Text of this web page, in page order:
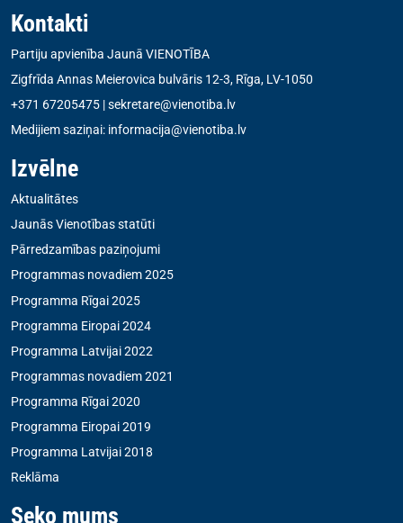
Kontakti
Partiju apvienība Jaunā VIENOTĪBA
Zigfrīda Annas Meierovica bulvāris 12-3, Rīga, LV-1050
+371 67205475 |sekretare@vienotiba.lv
Medijiem saziņai: informacija@vienotiba.lv
Izvēlne
Aktualitātes
Jaunās Vienotības statūti
Pārredzamības paziņojumi
Programmas novadiem 2025
Programma Rīgai 2025
Programma Eiropai 2024
Programma Latvijai 2022
Programmas novadiem 2021
Programma Rīgai 2020
Programma Eiropai 2019
Programma Latvijai 2018
Reklāma
Seko mums